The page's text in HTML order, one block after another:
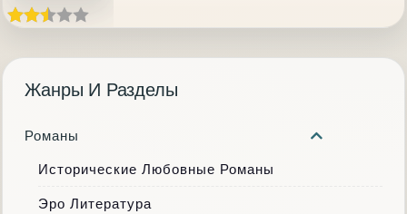
Жанры И Разделы
Романы
Исторические Любовные Романы
Эро Литература